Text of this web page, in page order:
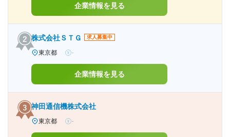
企業情報を見る
株式会社ＳＴＧ 求人募集中
東京都 -
企業情報を見る
神田通信機株式会社
東京都 -